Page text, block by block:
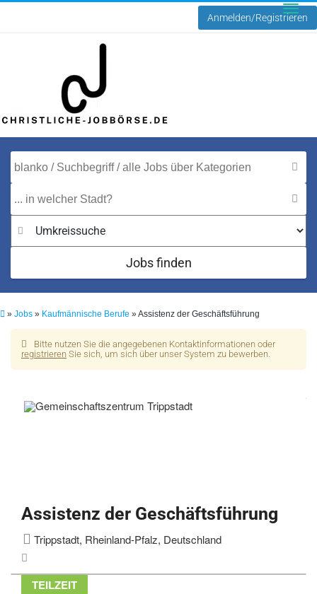
Anmelden/Registrieren
Jobs finden
» Jobs » Kaufmännische Berufe »Assistenz der Geschäftsführung
Bitte nutzen Sie die angegebenen Kontaktinformationen oder
registrieren Sie sich, um sich über unser System zu bewerben.
Assistenz der Geschäftsführung
Trippstadt, Rheinland-Pfalz, Deutschland
TEILZEIT